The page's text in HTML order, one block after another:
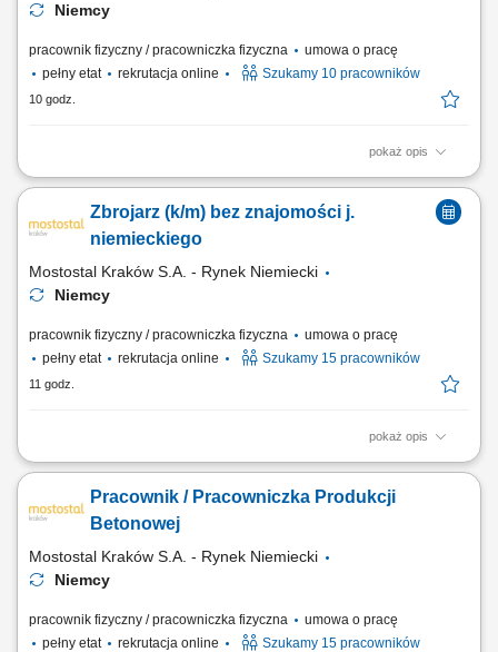
Niemcy
pracownik fizyczny / pracowniczka fizyczna
umowa o pracę
pełny etat
rekrutacja online Szukamy 10 pracowników
10 godz.
pokaż opis
Opis stanowiska: Czyszczenie i przygotowywanie form do produkcji
prefabrykatów. Montaż zbrojenia oraz dodatkowych elementów zgodnie
z wymaganiami produkcji. Udział w procesie betonowania i obróbki
świeżego betonu. Kontrola jakości wykonywanych prac. Utrzymywanie
Zbrojarz (k/m) bez znajomości j.
niemieckiego
Mostostal Kraków S.A. - Rynek Niemiecki
Niemcy
pracownik fizyczny / pracowniczka fizyczna
umowa o pracę
pełny etat
rekrutacja online Szukamy 15 pracowników
11 godz.
pokaż opis
Zakres obowiązków Wiązanie zbrojenia cęgami;
Pracownik / Pracowniczka Produkcji
Betonowej
Mostostal Kraków S.A. - Rynek Niemiecki
Niemcy
pracownik fizyczny / pracowniczka fizyczna
umowa o pracę
pełny etat
rekrutacja online Szukamy 15 pracowników